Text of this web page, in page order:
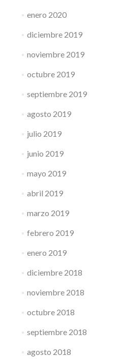
enero 2020
diciembre 2019
noviembre 2019
octubre 2019
septiembre 2019
agosto 2019
julio 2019
junio 2019
mayo 2019
abril 2019
marzo 2019
febrero 2019
enero 2019
diciembre 2018
noviembre 2018
octubre 2018
septiembre 2018
agosto 2018